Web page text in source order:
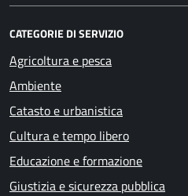
CATEGORIE DI SERVIZIO
Agricoltura e pesca
Ambiente
Catasto e urbanistica
Cultura e tempo libero
Educazione e formazione
Giustizia e sicurezza pubblica